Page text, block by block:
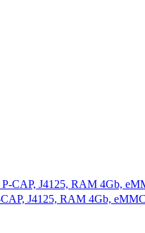
CAP, J4125, RAM 4Gb,